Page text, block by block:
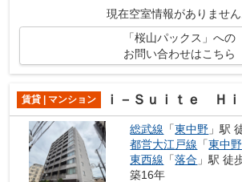
現在空室情報がありません
「桜山パックス」への
お問い合わせはこちら
賃貸 | マンション ｉ－Ｓｕｉｔｅ Ｈｉｇａｓｈ
総武線 「東中野 」駅
都営大江戸線 「東中野
東西線 「落合 」駅 徒
築16年